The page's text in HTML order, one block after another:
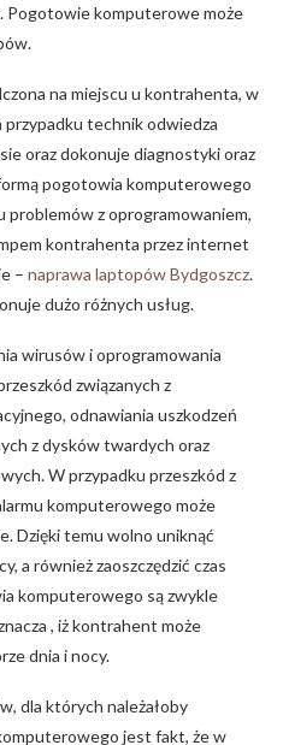
Pogotowie komputerowe może
na miejscu u kontrahenta, w
przypadku technik odwiedza
oraz dokonuje diagnostyki oraz
pogotowia komputerowego
problemów z oprogramowaniem,
kontrahenta przez internet
– naprawa laptopów Bydgoszcz.
dużo różnych usług.
wirusów i oprogramowania
związanych z
odnawiania uszkodzeń
z dysków twardych oraz
W przypadku przeszkód z
komputerowego może
Dzięki temu wolno uniknąć
a również zaoszczędzić czas
komputerowego są zwykle
, iż kontrahent może
dnia i nocy.
dla których należałoby
jest fakt, że w